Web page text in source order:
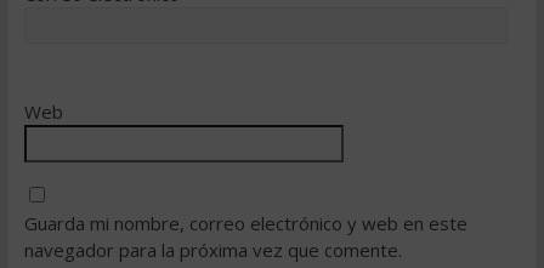
Web
Guarda mi nombre, correo electrónico y web en este
navegador para la próxima vez que comente.